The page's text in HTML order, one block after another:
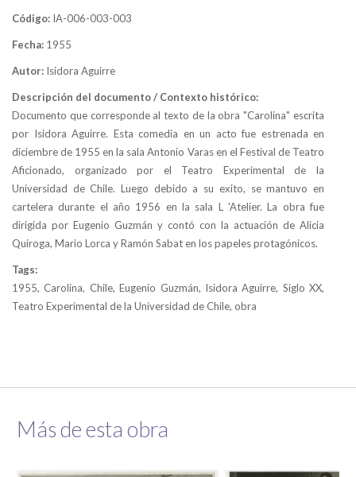
Código: IA-006-003-003
Fecha: 1955
Autor: Isidora Aguirre
Descripción del documento / Contexto histórico:
Documento que corresponde al texto de la obra "Carolina" escrita
por Isidora Aguirre. Esta comedia en un acto fue estrenada en
diciembre de 1955 en la sala Antonio Varas en el Festival de Teatro
Aficionado, organizado por el Teatro Experimental de la
Universidad de Chile. Luego debido a su exito, se mantuvo en
cartelera durante el año 1956 en la sala L 'Atelier. La obra fue
dirigida por Eugenio Guzmán y contó con la actuación de Alicia
Quiroga, Mario Lorca y Ramón Sabat en los papeles protagónicos.
Tags:
1955, Carolina, Chile, Eugenio Guzmán, Isidora Aguirre, Siglo XX,
Teatro Experimental de la Universidad de Chile, obra
Más de esta obra